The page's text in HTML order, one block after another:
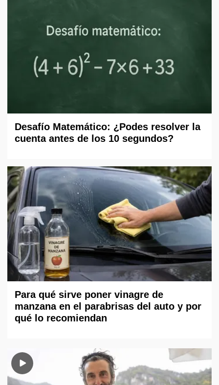
Desafío Matemático: ¿Podes resolver la
cuenta antes de los 10 segundos?
Para qué sirve poner vinagre de
manzana en el parabrisas del auto y por
qué lo recomiendan